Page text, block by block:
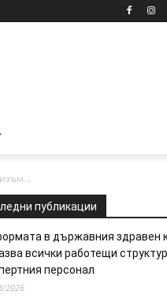
публикации
в държавния здравен
всички работещи
персонал
2026